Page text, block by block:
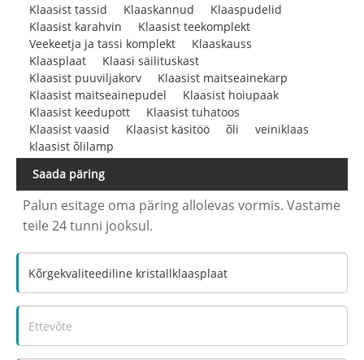
Klaasist tassid
Klaaskannud
Klaaspudelid
Klaasist karahvin
Klaasist teekomplekt
Veekeetja ja tassi komplekt
Klaaskauss
Klaasplaat
Klaasi säilituskast
Klaasist puuviljakorv
Klaasist maitseainekarp
Klaasist maitseainepudel
Klaasist hoiupaak
Klaasist keedupott
Klaasist tuhatoos
Klaasist vaasid
Klaasist käsitöö õli
veiniklaas
klaasist õlilamp
Saada päring
Palun esitage oma päring allolevas vormis. Vastame
teile 24 tunni jooksul.